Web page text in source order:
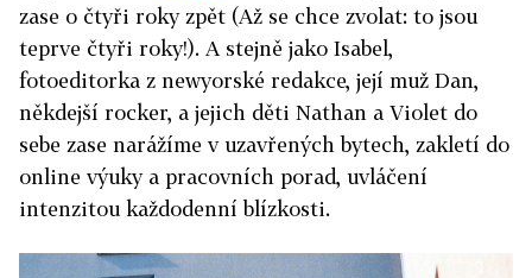
zase o čtyři roky zpět (Až se chce zvolat: to jsou
teprve čtyři roky!). A stejně jako Isabel,
fotoeditorka z newyorské redakce, její muž Dan,
někdejší rocker, a jejich děti Nathan a Violet do
sebe zase narážíme v uzavřených bytech, zakletí do
online výuky a pracovních porad, uvláčení
intenzitou každodenní blízkosti.